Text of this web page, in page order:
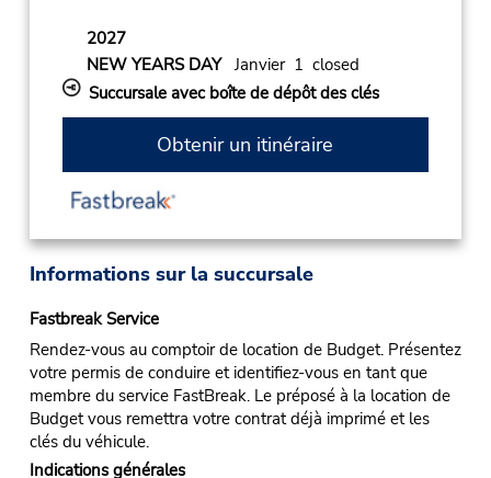
2027
NEW YEARS DAYJanvier 1 closed
Succursale avec boîte de dépôt des clés
Obtenir un itinéraire
Informations sur la succursale
Fastbreak Service
Rendez-vous au comptoir de location de Budget. Présentez
votre permis de conduire et identifiez-vous en tant que
membre du service FastBreak. Le préposé à la location de
Budget vous remettra votre contrat déjà imprimé et les
clés du véhicule.
Indications générales